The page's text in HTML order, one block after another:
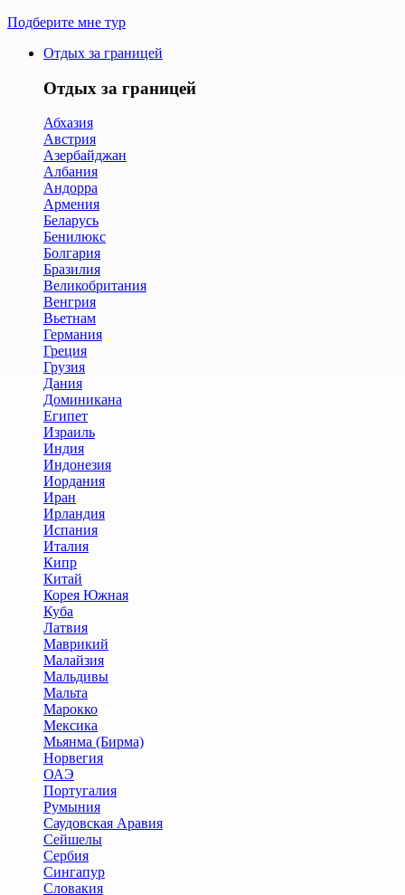
Подберите мне тур
Отдых за границей
Отдых за границей
Абхазия
Австрия
Азербайджан
Албания
Андорра
Армения
Беларусь
Бенилюкс
Болгария
Бразилия
Великобритания
Венгрия
Вьетнам
Германия
Греция
Грузия
Дания
Доминикана
Египет
Израиль
Индия
Индонезия
Иордания
Иран
Ирландия
Испания
Италия
Кипр
Китай
Корея Южная
Куба
Латвия
Маврикий
Малайзия
Мальдивы
Мальта
Марокко
Мексика
Мьянма (Бирма)
Норвегия
ОАЭ
Португалия
Румыния
Саудовская Аравия
Сейшелы
Сербия
Сингапур
Словакия